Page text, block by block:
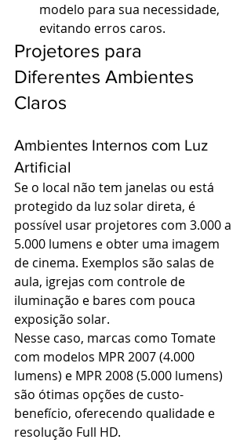
modelo para sua necessidade,
evitando erros caros.
Projetores para
Diferentes Ambientes
Claros
Ambientes Internos com Luz
Artificial
Se o local não tem janelas ou está
protegido da luz solar direta, é
possível usar projetores com 3.000 a
5.000 lumens e obter uma imagem
de cinema. Exemplos são salas de
aula, igrejas com controle de
iluminação e bares com pouca
exposição solar.
Nesse caso, marcas como Tomate
com modelos MPR 2007 (4.000
lumens) e MPR 2008 (5.000 lumens)
são ótimas opções de custo-
benefício, oferecendo qualidade e
resolução Full HD.